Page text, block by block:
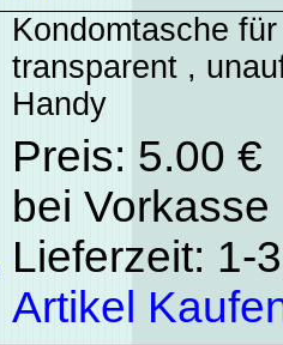
Kondomtasche
transparent ,
Handy
Preis: 5.00
bei
Lieferzeit: 1-
Artikel